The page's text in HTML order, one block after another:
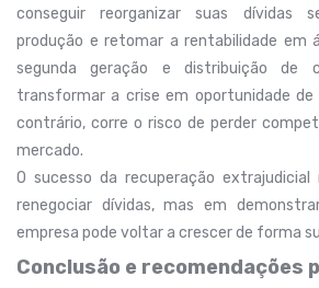
conseguir reorganizar suas dívidas
produção e retomar a rentabilidade em
segunda geração e distribuição de
transformar a crise em oportunidade
contrário, corre o risco de perder
mercado.
O sucesso da recuperação
renegociar dívidas, mas em
empresa pode voltar a crescer de forma
Conclusão e recomendações